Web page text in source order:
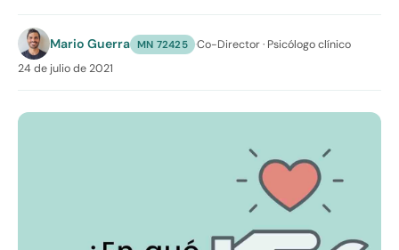
Mario Guerra MN 72425 ·Co-Director · Psicólogo clínico
24 de julio de 2021